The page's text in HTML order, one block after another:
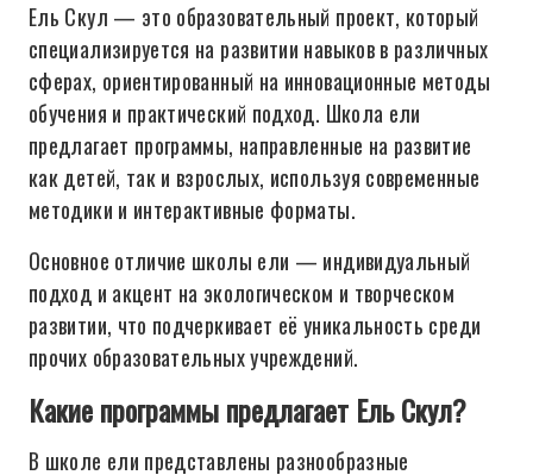
Ель Скул — это образовательный проект, который
специализируется на развитии навыков в различных
сферах, ориентированный на инновационные методы
обучения и практический подход. Школа ели
предлагает программы, направленные на развитие
как детей, так и взрослых, используя современные
методики и интерактивные форматы.
Основное отличие школы ели — индивидуальный
подход и акцент на экологическом и творческом
развитии, что подчеркивает её уникальность среди
прочих образовательных учреждений.
Какие программы предлагает Ель Скул?
В школе ели представлены разнообразные